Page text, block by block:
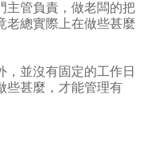
主管負責，做老闆的把
老總實際上在做些甚麼
，並沒有固定的工作日
些甚麼，才能管理有